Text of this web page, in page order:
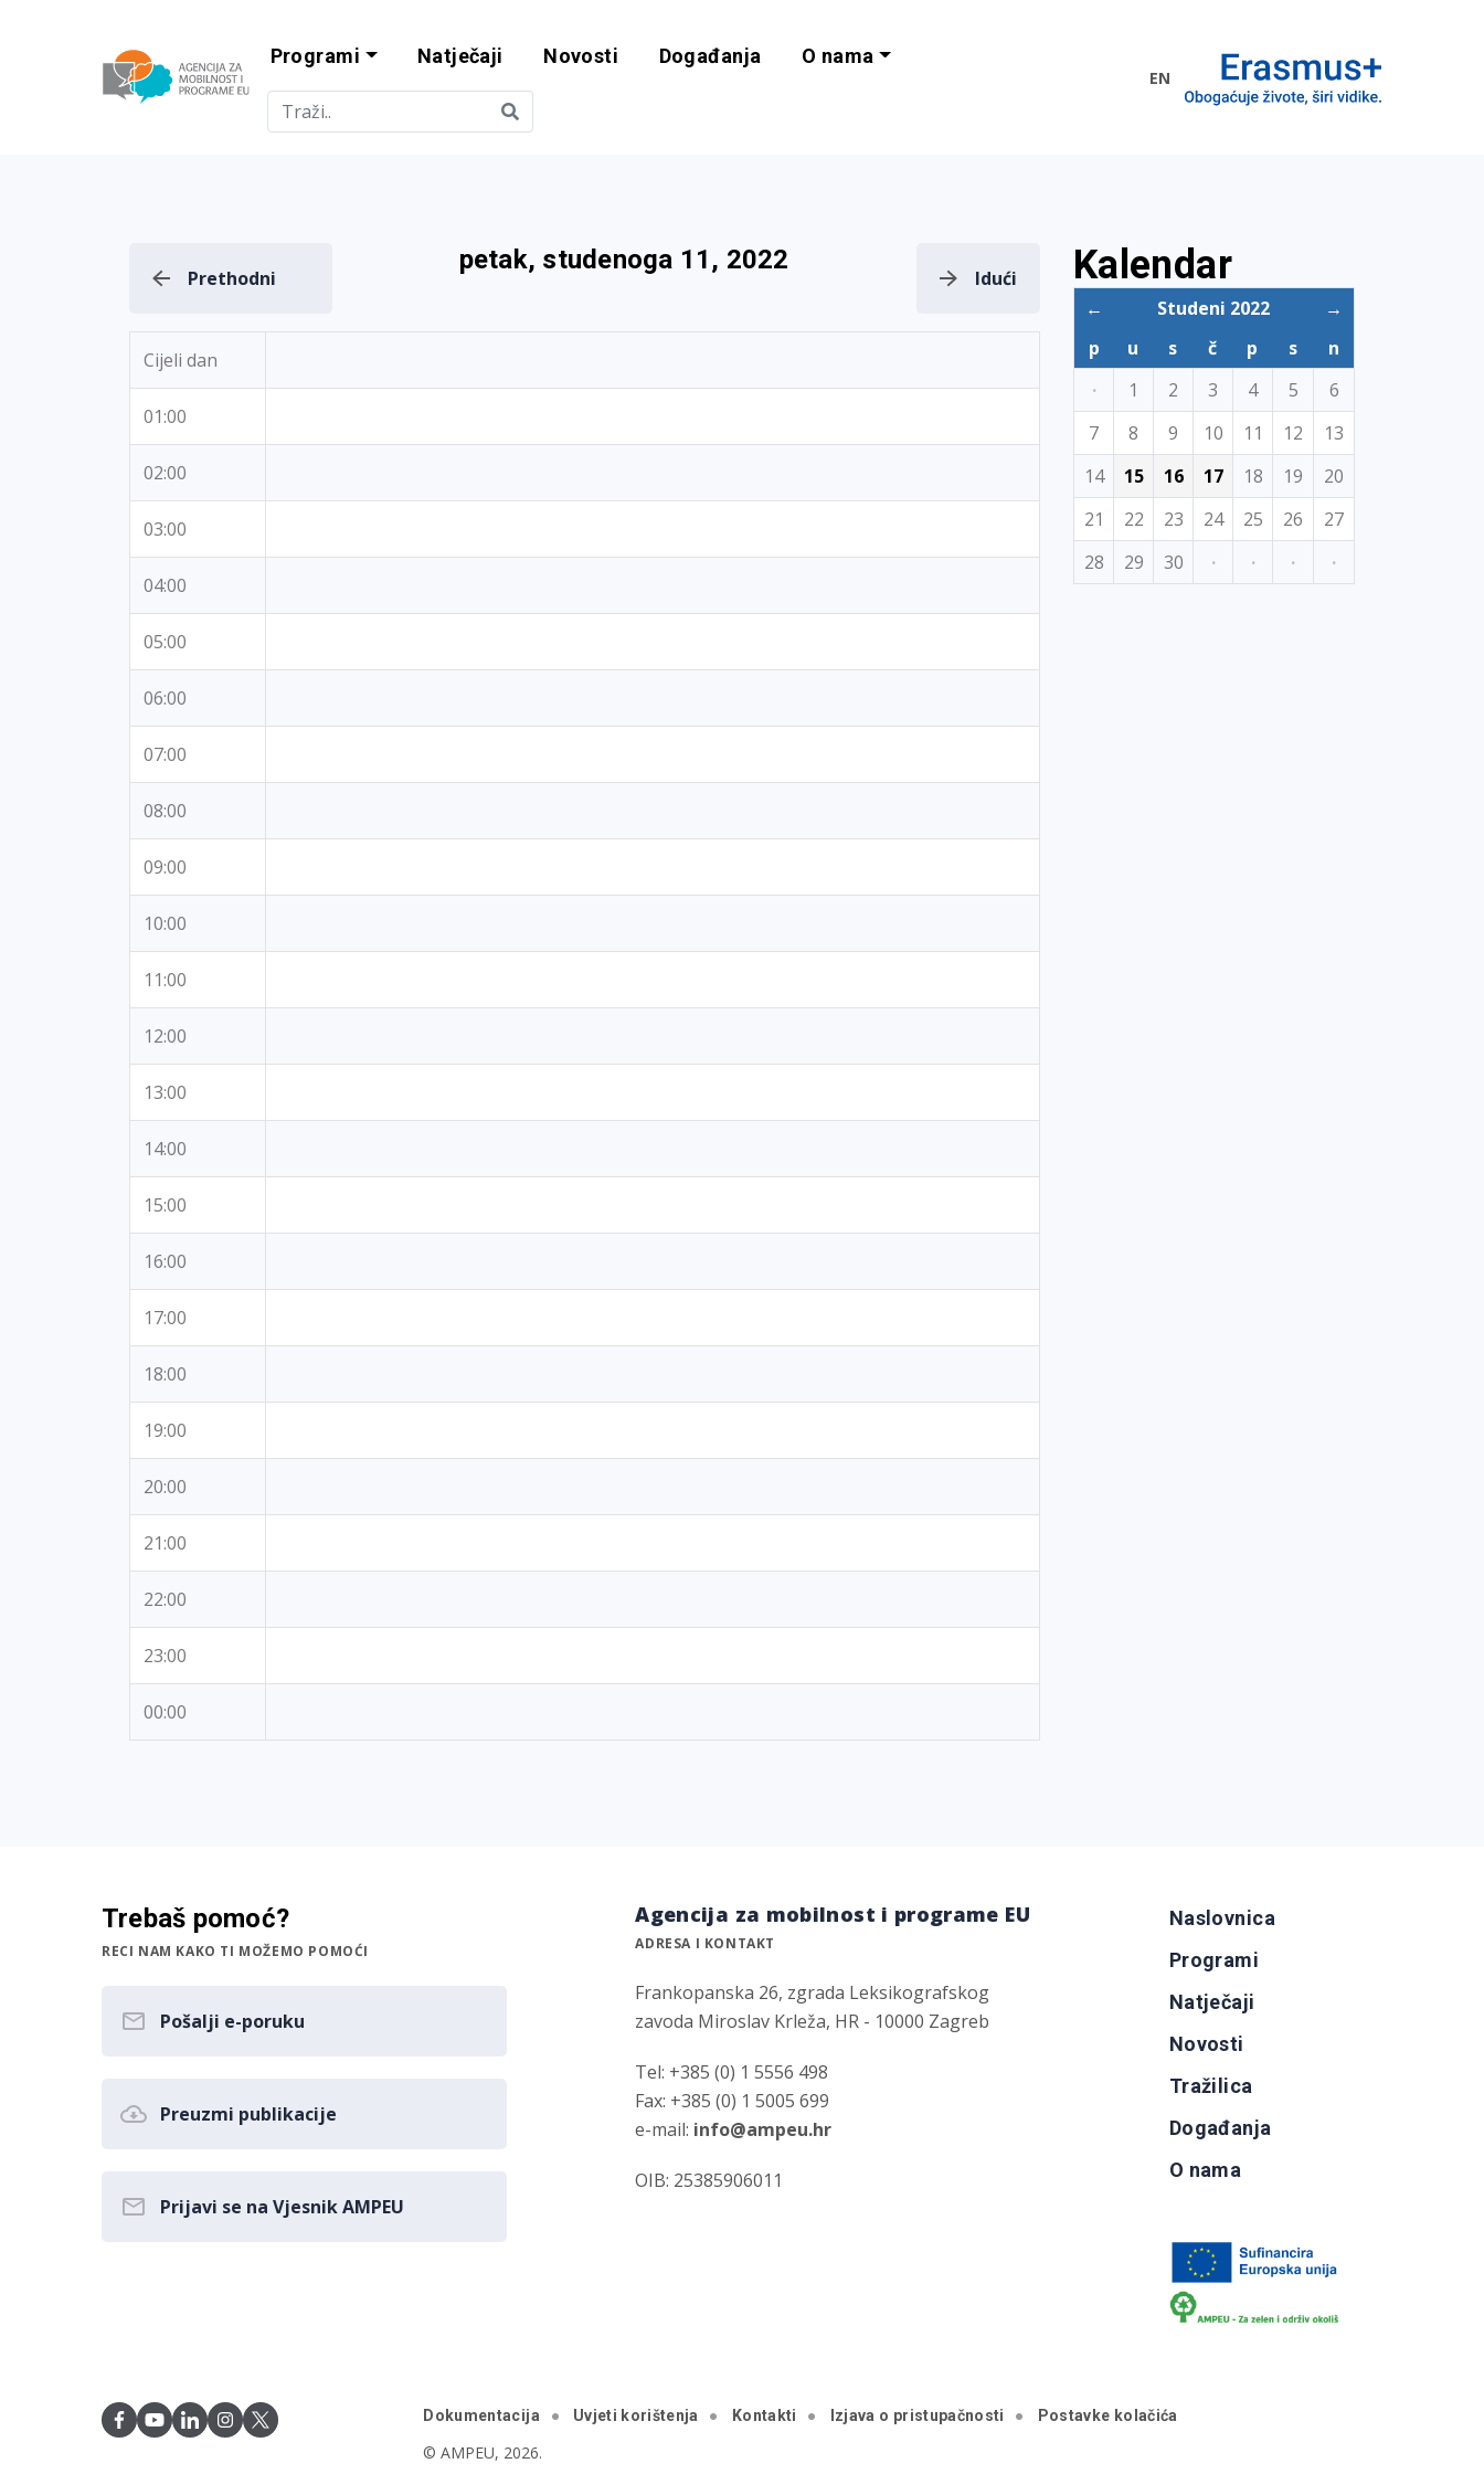
Agencija za mobilnost i programe EU
Programi Natječaji Novosti Događanja O nama
EN
Prethodni
petak, studenoga 11, 2022
Idući
Cijeli dan
01:00
02:00
03:00
04:00
05:00
06:00
07:00
08:00
09:00
10:00
11:00
12:00
13:00
14:00
15:00
16:00
17:00
18:00
19:00
20:00
21:00
22:00
23:00
00:00
Kalendar
← Studeni 2022
→
p
u s č p s
n
·
1 2 3 4 5
6
7
8 9 10 11 12
13
14
15 16 17 18 19
20
21
22 23 24 25 26
27
28
29 30 · · · ·
Trebaš pomoć?
RECI NAM KAKO TI MOŽEMO POMOĆI
Pošalji e-poruku
Preuzmi publikacije
Prijavi se na Vjesnik AMPEU
Agencija za mobilnost i programe EU
ADRESA I KONTAKT
Frankopanska 26, zgrada Leksikografskog
zavoda Miroslav Krleža, HR - 10000 Zagreb
Tel: +385 (0) 1 5556 498
Fax: +385 (0) 1 5005 699
e-mail: info@ampeu.hr
OIB: 25385906011
Naslovnica
Programi
Natječaji
Novosti
Tražilica
Događanja
O nama
Dokumentacija Uvjeti korištenja Kontakti Izjava o pristupačnosti Postavke kolačića
© AMPEU, 2026.